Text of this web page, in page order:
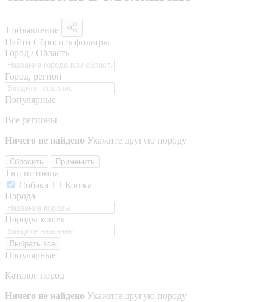
1 объявление
Найти Сбросить фильтры
Город / Область
Город, регион
Популярные
Все регионы
Ничего не найдено Укажите другую породу
Сбросить Применить
Тип питомца
Собака
Кошка
Порода
Породы кошек
Выбрать все
Популярные
Каталог пород
Ничего не найдено Укажите другую породу